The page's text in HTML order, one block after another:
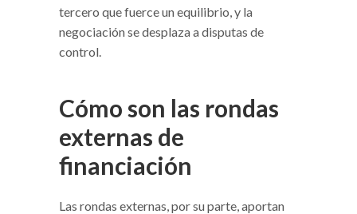
tercero que fuerce un equilibrio, y la
negociación se desplaza a disputas de
control.
Cómo son las rondas
externas de
financiación
Las rondas externas, por su parte, aportan